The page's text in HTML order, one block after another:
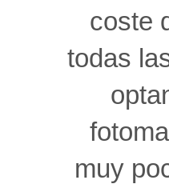
coste
todas
muy